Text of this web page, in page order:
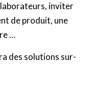
inviter
de produit, une
…
des solutions sur-